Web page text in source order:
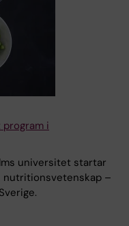
program i
universitet startar
nutritionsvetenskap –